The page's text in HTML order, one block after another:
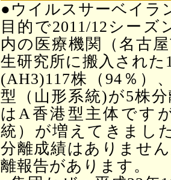
●ウイルスサーベイラ
目的で2011/12シーズ
内の医療機関（名古
生研究所に搬入された
(AH3)117株（94％）
型（山形系統)が5株
はA香港型主体です
統）が増えてきまし
分離成績はありませ
離報告があります。